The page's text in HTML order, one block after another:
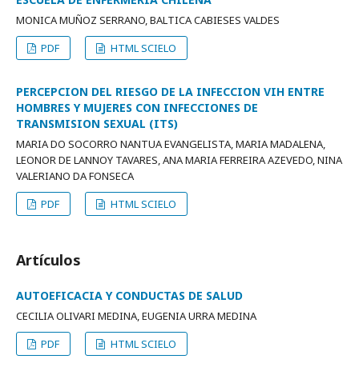
MONICA MUÑOZ SERRANO, BALTICA CABIESES VALDES
PDF
HTML SCIELO
PERCEPCION DEL RIESGO DE LA INFECCION VIH ENTRE
HOMBRES Y MUJERES CON INFECCIONES DE
TRANSMISION SEXUAL (ITS)
MARIA DO SOCORRO NANTUA EVANGELISTA, MARIA MADALENA,
LEONOR DE LANNOY TAVARES, ANA MARIA FERREIRA AZEVEDO, NINA
VALERIANO DA FONSECA
PDF
HTML SCIELO
Artículos
AUTOEFICACIA Y CONDUCTAS DE SALUD
CECILIA OLIVARI MEDINA, EUGENIA URRA MEDINA
PDF
HTML SCIELO